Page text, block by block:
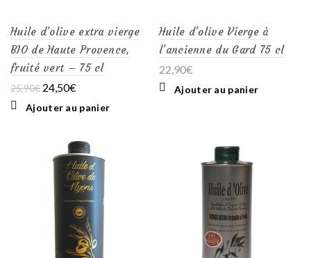
Huile d’olive extra vierge
BIO de Haute Provence,
fruité vert – 75 cl
25,90€ Le
initial
25,90€.
24,50€Le
actuel
24,50€.
Ajouter au panier
Huile d’olive Vierge à
l’ancienne du Gard 75 cl
22,90€
Ajouter au panier